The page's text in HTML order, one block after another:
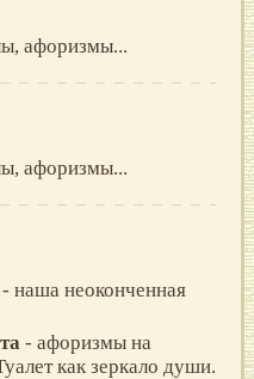
афоризмы...
афоризмы...
наша неоконченная
- афоризмы на
как зеркало души.